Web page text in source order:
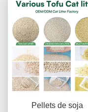
Pellets de soja